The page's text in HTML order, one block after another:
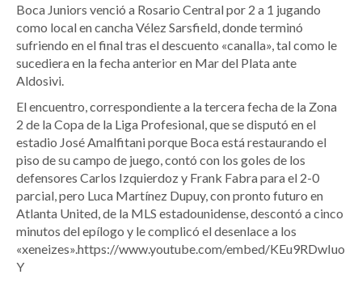
Boca Juniors venció a Rosario Central por 2 a 1 jugando
como local en cancha Vélez Sarsfield, donde terminó
sufriendo en el final tras el descuento «canalla», tal como le
sucediera en la fecha anterior en Mar del Plata ante
Aldosivi.
El encuentro, correspondiente a la tercera fecha de la Zona
2 de la Copa de la Liga Profesional, que se disputó en el
estadio José Amalfitani porque Boca está restaurando el
piso de su campo de juego, contó con los goles de los
defensores Carlos Izquierdoz y Frank Fabra para el 2-0
parcial, pero Luca Martínez Dupuy, con pronto futuro en
Atlanta United, de la MLS estadounidense, descontó a cinco
minutos del epílogo y le complicó el desenlace a los
«xeneizes».https://www.youtube.com/embed/KEu9RDwIuo
Y